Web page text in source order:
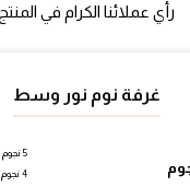
رأي عملائنا الكرام في المنتج
غرفة نوم نور وسط
5 نجوم
4 نجوم